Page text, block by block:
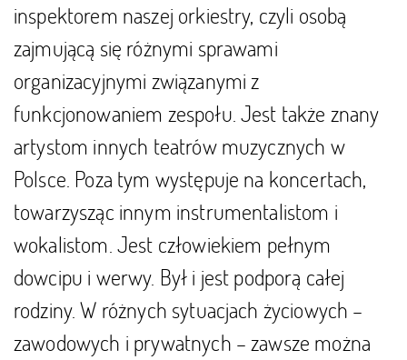
inspektorem naszej orkiestry, czyli osobą
zajmującą się różnymi sprawami
organizacyjnymi związanymi z
funkcjonowaniem zespołu. Jest także znany
artystom innych teatrów muzycznych w
Polsce. Poza tym występuje na koncertach,
towarzysząc innym instrumentalistom i
wokalistom. Jest człowiekiem pełnym
dowcipu i werwy. Był i jest podporą całej
rodziny. W różnych sytuacjach życiowych –
zawodowych i prywatnych – zawsze można